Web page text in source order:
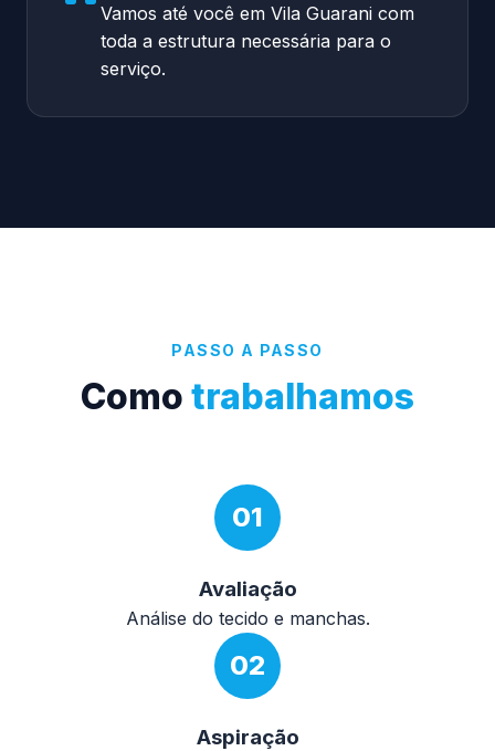
Vamos até você em Vila Guarani com
toda a estrutura necessária para o
serviço.
PASSO A PASSO
Como trabalhamos
01
Avaliação
Análise do tecido e manchas.
02
Aspiração